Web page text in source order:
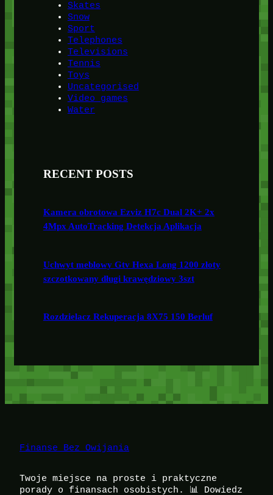
Skates
Snow
Sport
Telephones
Televisions
Tennis
Toys
Uncategorised
Video games
Water
RECENT POSTS
Kamera obrotowa Ezviz H7c Dual 2K+ 2x
4Mpx AutoTracking Detekcja Aplikacja
Uchwyt meblowy Gtv Hexa Long 1200 złoty
szczotkowany długi krawędziowy 3szt
Rozdzielacz Rekuperacja 8X75 150 Berluf
Finanse Bez Owijania
Twoje miejsce na proste i praktyczne
porady o finansach osobistych. 📊 Dowiedz